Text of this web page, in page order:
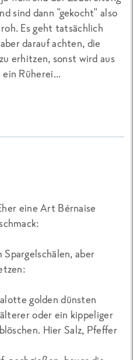
sind dann "gekocht" also
Es geht tatsächlich
darauf achten, die
erhitzen, sonst wird aus
Rüherei...
eine Art Bérnaise
aber
golden dünsten
oder ein kippeliger
Hier Salz, Pfeffer